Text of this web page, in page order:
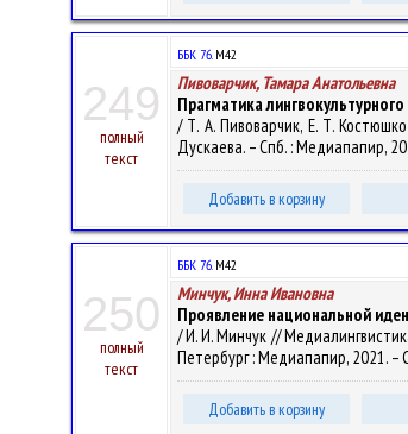
249
полный
текст
ББК 76.М42
Пивоварчик, Тамара Анатольевна
Прагматика
/ Т. А. Пивоварчик, Е. Т.
Дускаева. – Спб. : Медиапапир,
Добавить в корзину
250
полный
текст
ББК 76.М42
Минчук, Инна Ивановна
Проявление национальной
/ И. И. Минчук //
Петербург : Медиапапир, 2021. –
Добавить в корзину